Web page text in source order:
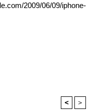
2009/06/09/iphone-
< >